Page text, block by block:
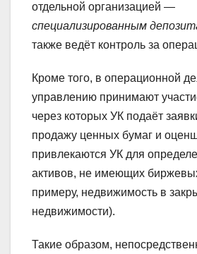
отдельной организацией —
специализированным
также ведёт контроль за
Кроме того, в операционной
управлению принимают
через которых УК подаёт
продажу ценных бумаг и
привлекаются УК для
активов, не имеющих
примеру, недвижимость в
недвижимости).
Такие образом,